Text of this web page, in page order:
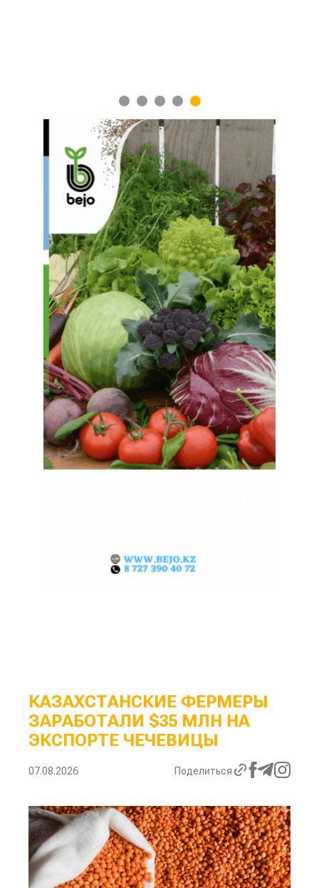
1 2 3 4 5
КАЗАХСТАНСКИЕ ФЕРМЕРЫ
ЗАРАБОТАЛИ $35 МЛН НА
ЭКСПОРТЕ ЧЕЧЕВИЦЫ
07.08.2026 Поделиться